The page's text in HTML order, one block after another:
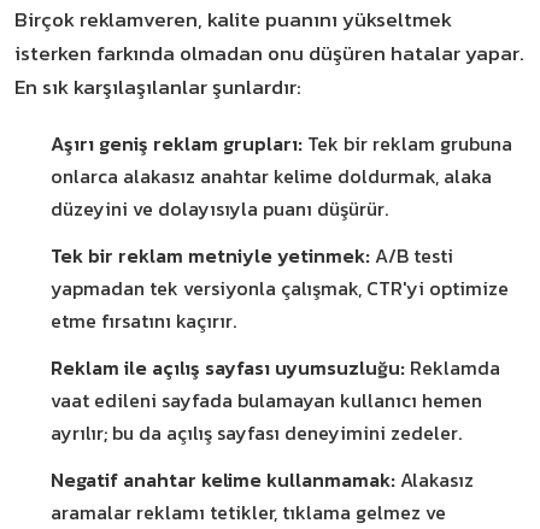
Birçok reklamveren, kalite puanını yükseltmek
isterken farkında olmadan onu düşüren hatalar yapar.
En sık karşılaşılanlar şunlardır:
Aşırı geniş reklam grupları: Tek bir reklam grubuna
onlarca alakasız anahtar kelime doldurmak, alaka
düzeyini ve dolayısıyla puanı düşürür.
Tek bir reklam metniyle yetinmek:A/B testi
yapmadan tek versiyonla çalışmak, CTR'yi optimize
etme fırsatını kaçırır.
Reklam ile açılış sayfası uyumsuzluğu: Reklamda
vaat edileni sayfada bulamayan kullanıcı hemen
ayrılır; bu da açılış sayfası deneyimini zedeler.
Negatif anahtar kelime kullanmamak:Alakasız
aramalar reklamı tetikler, tıklama gelmez ve